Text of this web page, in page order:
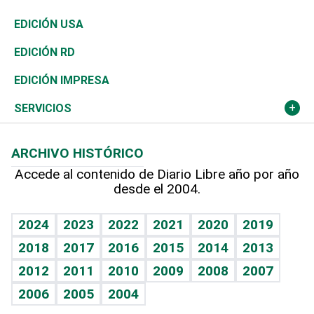
Reportajes
África
Ocenanía
Caribe
Resto del mundo
Vivienda
Telecom.
Global y variable
Economía personal
Buena Vida
Sociales
Novedades
Podcast Arte Libre
Hablando con el pediatra
Vida y familia
Eñe
Celebrando la vida
Sin complejos
Ciclismo
Tenis
Olimpismo
Más deportes
Línea de hit
TBT Deportivo
En Directo
El Espía
Noticiero Poteleche
Columnistas
Tecnología
Historia
Martes de tecnología
Cambio climático
Economía
Revista
Deportes
Opinión
Hecho en casa
Guía del dinero
EDICIÓN USA
EDICIÓN RD
EDICIÓN IMPRESA
SERVICIOS
Cumpleaños
Horóscopos
Crucigramas
ARCHIVO HISTÓRICO
Accede al contenido de Diario Libre año por año
desde el 2004.
2024 2023 2022 2021 2020
2019
2018
2017 2016 2015 2014
2013
2012
2011 2010 2009 2008
2007
2006
2005 2004